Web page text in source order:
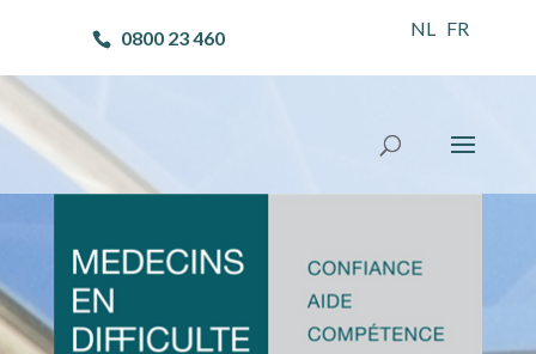
0800 23 460 NL FR